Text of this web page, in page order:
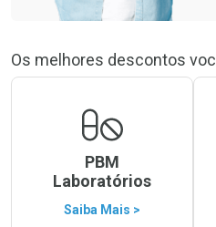
Os melhores descontos
PBM
Laboratórios
Saiba Mais >